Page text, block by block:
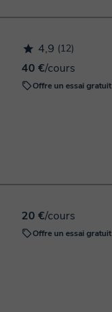
4,9 (12)
40 €/cours
Offre un essai gratuit
20 €/cours
Offre un essai gratuit